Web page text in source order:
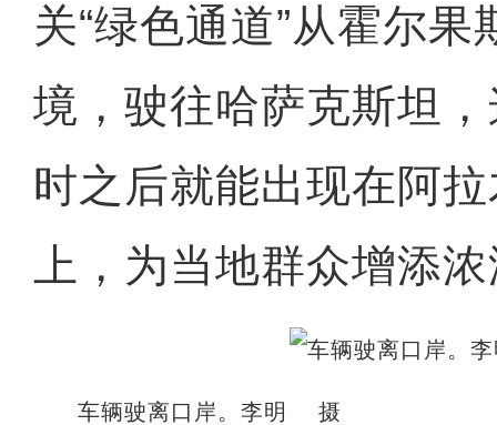
关“绿色通道”从霍尔
境，驶往哈萨克斯坦
时之后就能出现在阿
上，为当地群众增添
车辆驶离口岸。李明 摄